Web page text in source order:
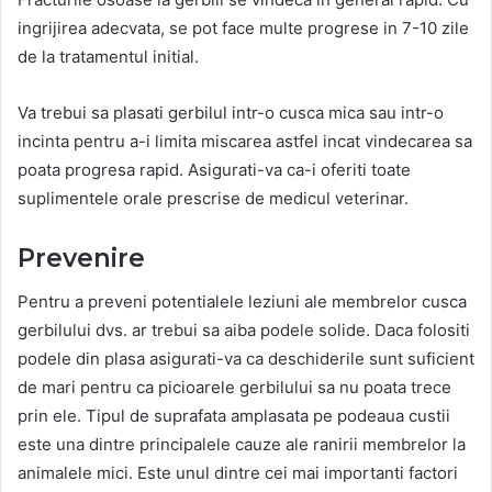
ingrijirea adecvata, se pot face multe progrese in 7-10 zile
de la tratamentul initial.
Va trebui sa plasati gerbilul intr-o cusca mica sau intr-o
incinta pentru a-i limita miscarea astfel incat vindecarea sa
poata progresa rapid. Asigurati-va ca-i oferiti toate
suplimentele orale prescrise de medicul veterinar.
Prevenire
Pentru a preveni potentialele leziuni ale membrelor cusca
gerbilului dvs. ar trebui sa aiba podele solide. Daca folositi
podele din plasa asigurati-va ca deschiderile sunt suficient
de mari pentru ca picioarele gerbilului sa nu poata trece
prin ele. Tipul de suprafata amplasata pe podeaua custii
este una dintre principalele cauze ale ranirii membrelor la
animalele mici. Este unul dintre cei mai importanti factori